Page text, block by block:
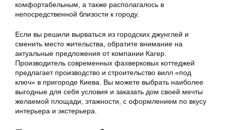
комфортабельным, а также располагалось в
непосредственной близости к городу.
Если вы решили вырваться из городских джунглей и
сменить место жительства, обратите внимание на
актуальные предложения от компании Кагер.
Производитель современных фахверковых коттеджей
предлагает производство и строительство вилл «под
ключ» в пригороде Киева. Вы можете выбрать наиболее
выгодные для себя условия и заказать дом своей мечты
желаемой площади, этажности, с оформлением по вкусу
интерьера и экстерьера.